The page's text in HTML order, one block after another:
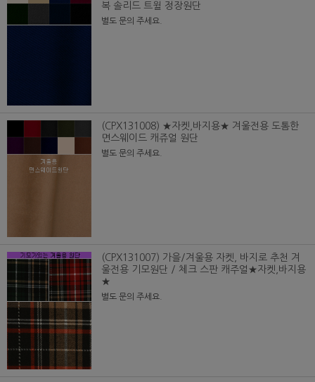
복 솔리드 트윌 정장원단
별도 문의 주세요.
(CPX131008) ★자켓,바지용★ 겨울전용 도톰한
면스웨이드 캐쥬얼 원단
별도 문의 주세요.
(CPX131007) 가을/겨울용 자켓, 바지로 추천 겨
울전용 기모원단 / 체크 스판 캐주얼★자켓,바지용
★
별도 문의 주세요.